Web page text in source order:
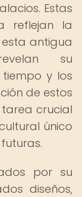
Estas
reflejan la
antigua
su
y los
de estos
crucial
único
por su
diseños,